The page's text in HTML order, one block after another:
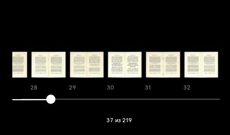
28 29 30 31 32
37 из 219